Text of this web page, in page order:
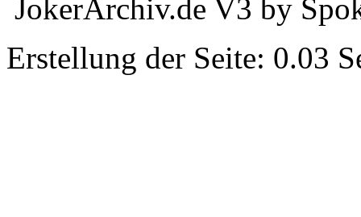
JokerArchiv.de V3 by
Erstellung der Seite: 0.03